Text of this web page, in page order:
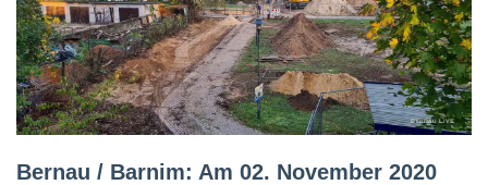
Bernau / Barnim: Am 02. November 2020